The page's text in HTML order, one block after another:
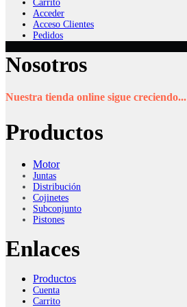
Carrito
Acceder
Acceso Clientes
Pedidos
Nosotros
Nuestra tienda online sigue creciendo...
Productos
Motor
Juntas
Distribución
Cojinetes
Subconjunto
Pistones
Enlaces
Productos
Cuenta
Carrito